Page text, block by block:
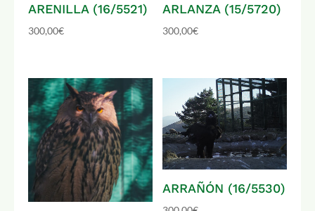
ARENILLA (16/5521)
300,00€
ARLANZA (15/5720)
300,00€
ARRAÑÓN (16/5530)